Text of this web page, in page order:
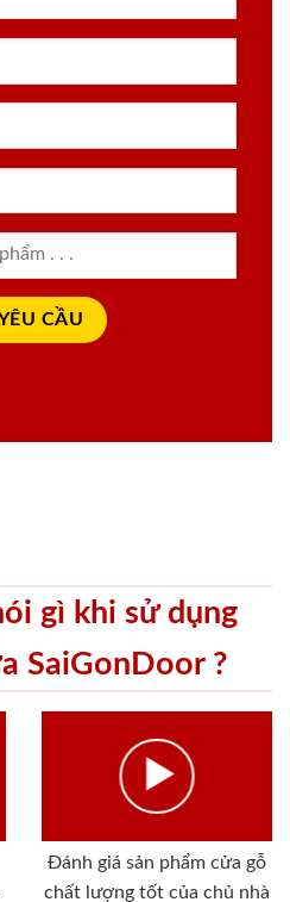
gì khi sử dụng
SaiGonDoor ?
Đánh giá sản phẩm cửa gỗ
chất lượng tốt của chủ nhà